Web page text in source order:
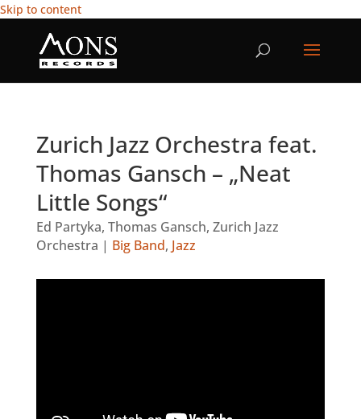
Skip to content
Zurich Jazz Orchestra feat.
Thomas Gansch – „Neat
Little Songs“
Ed Partyka, Thomas Gansch, Zurich Jazz
Orchestra | Big Band, Jazz